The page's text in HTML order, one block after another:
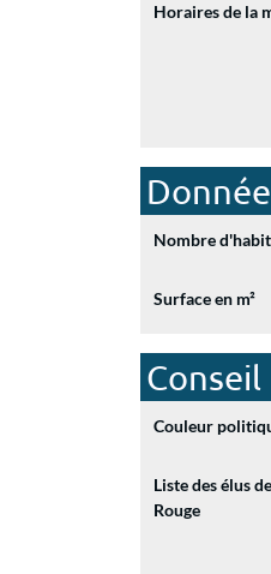
Horaires de la
Nombre
Surface en m²
Couleur
Liste des élus
Rouge